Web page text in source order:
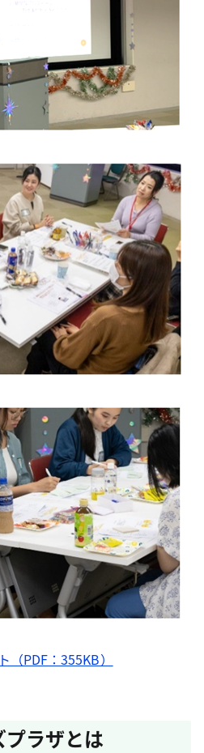
（PDF：355KB）
ラザとは